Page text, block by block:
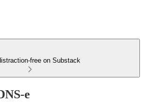
free on Substack
e